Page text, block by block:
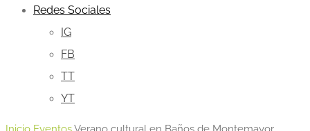
Redes Sociales
IG
FB
TT
YT